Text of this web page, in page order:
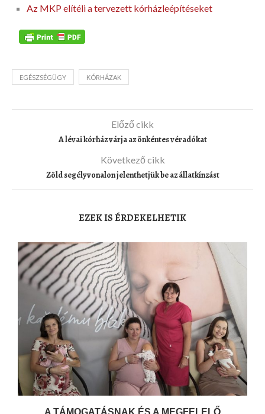
Az MKP elítéli a tervezett kórházleépítéseket
EGÉSZSÉGÜGY KÓRHÁZAK
Előző cikk
A lévai kórház várja az önkéntes véradókat
Következő cikk
Zöld segélyvonalon jelenthetjük be az állatkínzást
EZEK IS ÉRDEKELHETIK
A TÁMOGATÁSNAK ÉS A MEGFELELŐ